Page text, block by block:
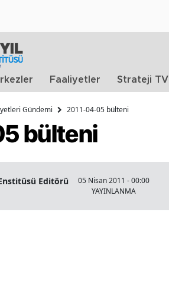
Faaliyetler Strateji TV
Gündemi 2011-04-05 bülteni
bülteni
Editörü
05 Nisan 2011 - 00:00
YAYINLANMA